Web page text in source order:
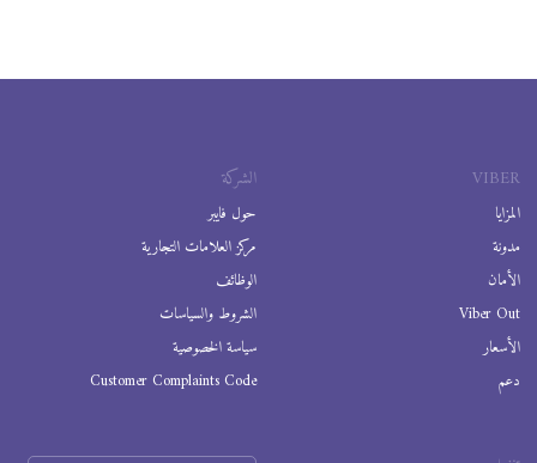
VIBER
المزايا
مدونة
الأمان
Viber Out
الأسعار
دعم
الشركة
حول فايبر
مركز العلامات التجارية
الوظائف
الشروط والسياسات
سياسة الخصوصية
Customer Complaints Code